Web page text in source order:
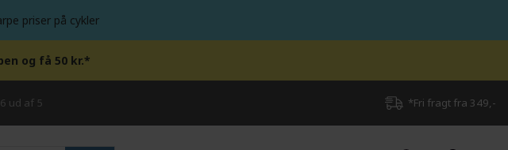
priser på cykler
og få 50 kr.*
ud af 5 *Fri fragt fra 349,-